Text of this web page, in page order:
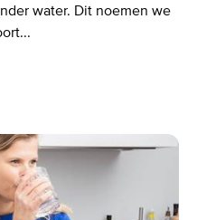
water. Dit noemen we